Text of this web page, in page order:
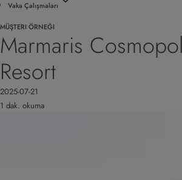
Vaka Çalışmaları
MÜŞTERI ÖRNEĞI
Marmaris
Resort
2025-07-21
1 dak. okuma